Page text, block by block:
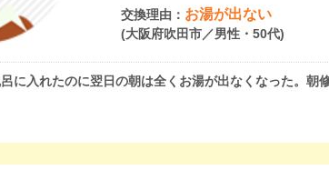
交換理由： お湯が出ない
(大阪府吹田市／男性・50代)
に入れたのに翌日の朝は全くお湯が出なくなった。朝